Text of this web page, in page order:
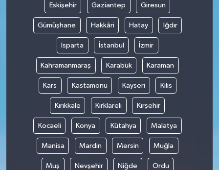
Eskişehir Gaziantep Giresun
Gümüşhane Hakkâri Hatay Iğdır
Isparta İstanbul İzmir
Kahramanmaraş Karabük Karaman
Kars Kastamonu Kayseri Kilis
Kırıkkale Kırklareli Kırşehir
Kocaeli Konya Kütahya Malatya
Manisa Mardin Mersin Muğla
Muş Nevşehir Niğde Ordu